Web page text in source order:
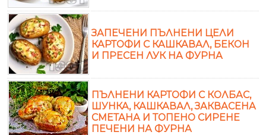
ЗАПЕЧЕНИ ПЪЛНЕНИ ЦЕЛИ
КАРТОФИ С КАШКАВАЛ, БЕКОН
И ПРЕСЕН ЛУК НА ФУРНА
ПЪЛНЕНИ КАРТОФИ С КОЛБАС,
ШУНКА, КАШКАВАЛ, ЗАКВАСЕНА
СМЕТАНА И ТОПЕНО СИРЕНЕ
ПЕЧЕНИ НА ФУРНА